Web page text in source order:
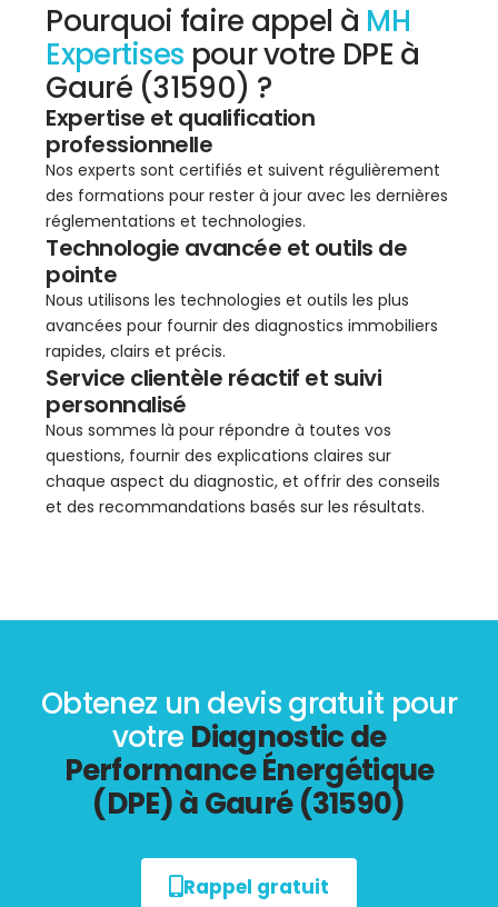
Pourquoi faire appel à MH
Expertises pour votre DPE à
Gauré (31590) ?
Expertise et qualification
professionnelle
Nos experts sont certifiés et suivent régulièrement
des formations pour rester à jour avec les dernières
réglementations et technologies.
Technologie avancée et outils de
pointe
Nous utilisons les technologies et outils les plus
avancées pour fournir des diagnostics immobiliers
rapides, clairs et précis.
Service clientèle réactif et suivi
personnalisé
Nous sommes là pour répondre à toutes vos
questions, fournir des explications claires sur
chaque aspect du diagnostic, et offrir des conseils
et des recommandations basés sur les résultats.
Obtenez un devis gratuit pour
votre Diagnostic de
Performance Énergétique
(DPE) à Gauré (31590)
Rappel gratuit